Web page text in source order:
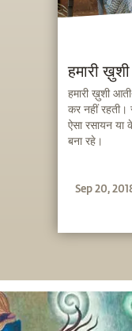
हमारी
हमारी ख़ुशी
कर नहीं
ऐसा रसायन या
बना रहे।
Sep 20,